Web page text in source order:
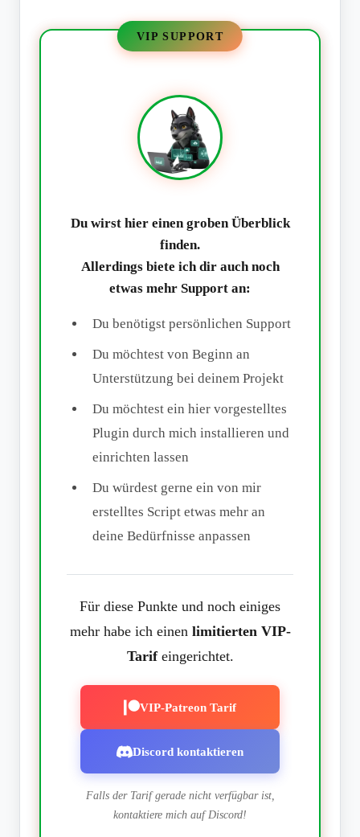
VIP SUPPORT
Du wirst hier einen groben Überblick
finden.
Allerdings biete ich dir auch noch
etwas mehr Support an:
Du benötigst persönlichen Support
Du möchtest von Beginn an
Unterstützung bei deinem Projekt
Du möchtest ein hier vorgestelltes
Plugin durch mich installieren und
einrichten lassen
Du würdest gerne ein von mir
erstelltes Script etwas mehr an
deine Bedürfnisse anpassen
Für diese Punkte und noch einiges
mehr habe ich einen limitierten VIP-
Tarifeingerichtet.
VIP-Patreon Tarif
Discord kontaktieren
Falls der Tarif gerade nicht verfügbar ist,
kontaktiere mich auf Discord!